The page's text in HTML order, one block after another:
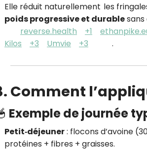
Elle réduit naturellement les
poids progressive et durable
reverse.health
+1
Kilos
+3 Umvie +3 .
Comment
Exemple de journée
Petit‑déjeuner: flocons d’avoine
protéines + fibres + graisses.